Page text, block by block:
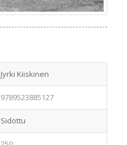
Jyrki Kiiskinen
9789523885127
Sidottu